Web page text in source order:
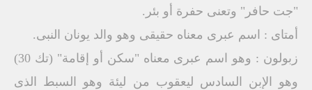
"جت حافر" وتعنى حفرة أو بئر.
أمتاى : اسم عبرى معناه حقيقى وهو والد يونان النبى.
زبولون : وهو اسم عبرى معناه "سكن أو إقامة" (تك 30)
وهو الإبن السادس ليعقوب من ليئة وهو السبط الذى